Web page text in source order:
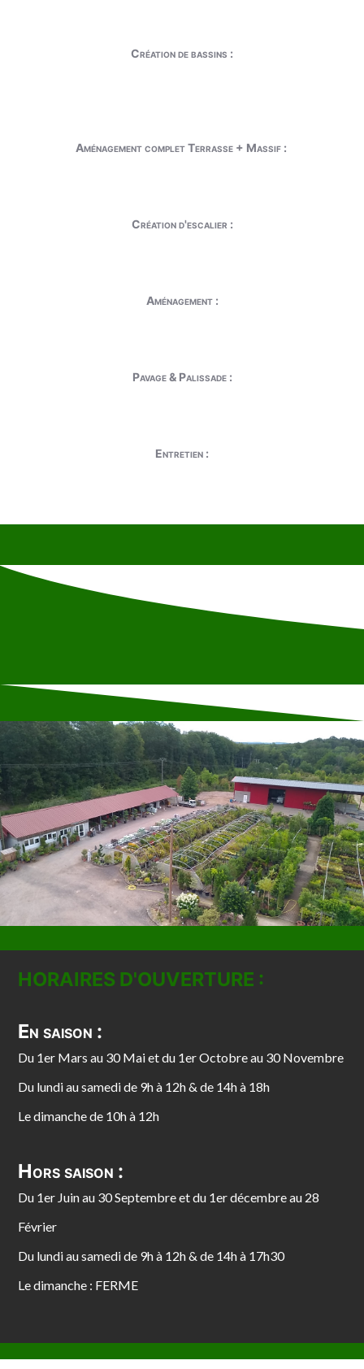
Création de bassins :
Aménagement complet Terrasse + Massif :
Création d'escalier :
Aménagement :
Pavage & Palissade :
Entretien :
HORAIRES D'OUVERTURE :
En saison :
Du 1er Mars au 30 Mai et du 1er Octobre au 30 Novembre
Du lundi au samedi de 9h à 12h & de 14h à 18h
Le dimanche de 10h à 12h
Hors saison :
Du 1er Juin au 30 Septembre et du 1er décembre au 28
Février
Du lundi au samedi de 9h à 12h & de 14h à 17h30
Le dimanche : FERME